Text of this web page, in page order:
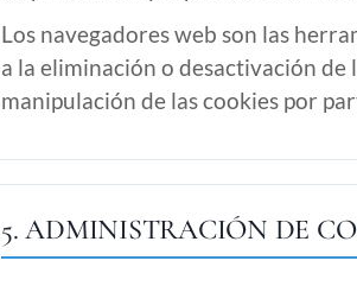
Los navegadores web son las
a la eliminación o desactivación
manipulación de las cookies por
5. ADMINISTRACIÓN DE